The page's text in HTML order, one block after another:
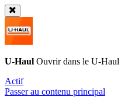
U-Haul Ouvrir dans le U-Haul
Actif
Passer au contenu principal